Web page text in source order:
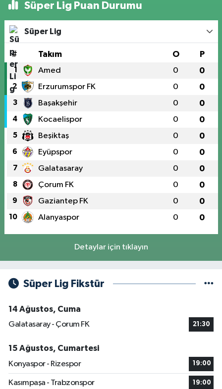
Süper Lig Puan Durumu
Süper Lig
# Takım O P
1 Amed 0 0
2 Erzurumspor FK 0 0
3 Başakşehir 0 0
4 Kocaelispor 0 0
5 Beşiktaş 0 0
6 Eyüpspor 0 0
7 Galatasaray 0 0
8 Çorum FK 0 0
9 Gaziantep FK 0 0
10 Alanyaspor 0 0
Detaylar için tıklayın
Süper Lig Fikstür
14 Ağustos, Cuma
Galatasaray - Çorum FK
21:30
15 Ağustos, Cumartesi
Konyaspor - Rizespor
19:00
Kasımpaşa - Trabzonspor 19:00